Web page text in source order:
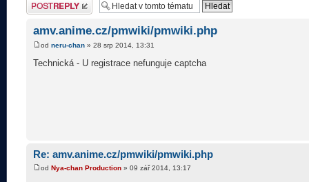
amv.anime.cz/pmwiki/pmwiki.php
od neru-chan » 28 srp 2014, 13:31
Technická - U registrace nefunguje captcha
Re: amv.anime.cz/pmwiki/pmwiki.php
od Nya-chan Production » 09 zář 2014, 13:17